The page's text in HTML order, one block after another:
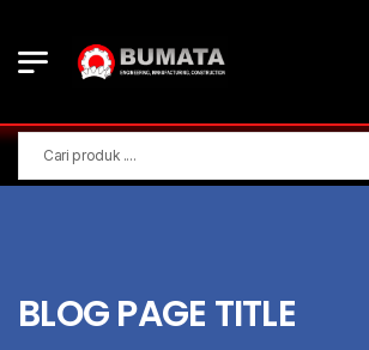
BLOG PAGE TITLE